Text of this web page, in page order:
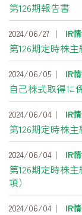
第126期報告書
2024/06/27 IR
第126期定時株
2024/06/05 IR
自己株式取得に
2024/06/04 IR
第126期定時株
2024/06/04 IR
第126期定時株
項）
2024/06/04 IR